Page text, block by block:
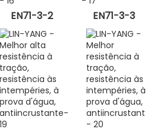
EN71-3-2 EN71-3-3